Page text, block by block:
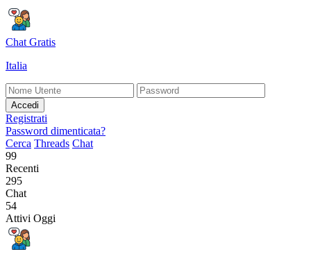
Chat Gratis
Italia
Accedi
Registrati
Password dimenticata?
Cerca Threads Chat
99
Recenti
295
Chat
54
Attivi Oggi